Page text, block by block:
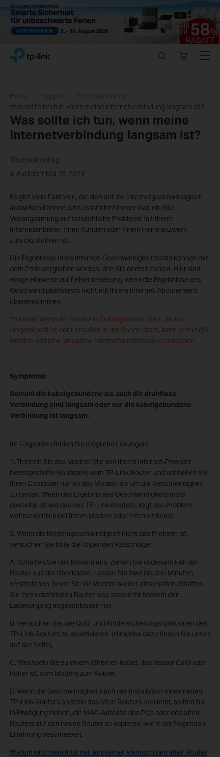
Close
Click
navigation
bar
TP-Link, Reliably Smart
store
Menu
Home Support
Troubleshooting
Was sollte ich tun, wenn meine Internetverbindung langsam ist?
Was sollte ich tun, wenn meine
Internetverbindung langsam ist?
Troubleshooting
Aktualisiert Mai 29, 2023
Es gibt viele Faktoren, die sich auf die Internetgeschwindigkeit
auswirken können, und es ist nicht immer klar, ob eine
Verlangsamung auf tatsächliche Probleme mit Ihrem
Internetanbieter, Ihren Kunden oder Ihrem Heimnetzwerk
zurückzuführen ist.
Die Ergebnisse Ihres Internet-Geschwindigkeitstests können mit
dem Preis verglichen werden, den Sie derzeit zahlen. Hier sind
einige Hinweise zur Fehlerbehebung, wenn die Ergebnisse des
Geschwindigkeitstests nicht mit Ihrem Internet-Abonnement
übereinstimmen.
*Hinweis: Wenn der Router in Zeitungen oder eine Jacke
eingewickelt ist oder draußen in der Sonne steht, kann er zu heiß
werden und eine langsame Internetverbindung verursachen.
Symptome:
Sowohl die kabelgebundene als auch die drahtlose
Verbindung sind langsam oder nur die kabelgebundene
Verbindung ist langsam.
Im Folgenden finden Sie mögliche Lösungen:
1. Trennen Sie das Modem (die von Ihrem Internet-Provider
bereitgestellte Hardware) vom TP-Link-Router und schließen Sie
Ihren Computer nur an das Modem an, um die Geschwindigkeit
zu testen. Wenn das Ergebnis des Geschwindigkeitstests
dasselbe ist wie das des TP-Link-Routers, liegt das Problem
wahrscheinlich bei Ihrem Modem oder Internetdienst.
2. Wenn die Modemgeschwindigkeit nicht das Problem ist,
versuchen Sie bitte die folgenden Ratschläge:
A. Schalten Sie das Modem aus. Ziehen Sie in diesem Fall den
Router aus der Steckdose. Lassen Sie zwei bis drei Minuten
verstreichen, bevor Sie Ihr Modem wieder einschalten. Starten
Sie Ihren drahtlosen Router neu, sobald Ihr Modem den
Ladevorgang abgeschlossen hat.
B. Versuchen Sie, die QoS- und Kindersicherungsfunktionen des
TP-Link-Routers zu deaktivieren. (Hinweise dazu finden Sie unten
auf der Seite),
C. Wechseln Sie zu einem Ethernet-Kabel, das besser Cat6 oder
höher ist, vom Modem zum Router.
D. Wenn die Geschwindigkeit nach der Installation eines neuen
TP-Link-Routers anstelle des alten Routers abnimmt, sollten Sie
in Erwägung ziehen, die MAC-Adresse des PCs oder des alten
Routers auf den neuen Router zu kopieren, wie in der folgenden
Erfahrung beschrieben.
Warum wird mein Internet langsamer, wenn ich den alten Router